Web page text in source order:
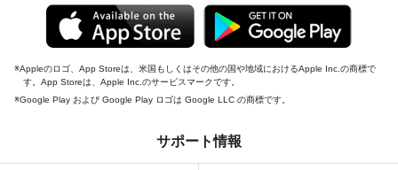
Appleのロゴ、App Storeは、米国もしくはその他の国や地域におけるApple Inc.の商標で
す。App Storeは、Apple Inc.のサービスマークです。
Google Play および Google Play ロゴは Google LLC の商標です。
サポート情報